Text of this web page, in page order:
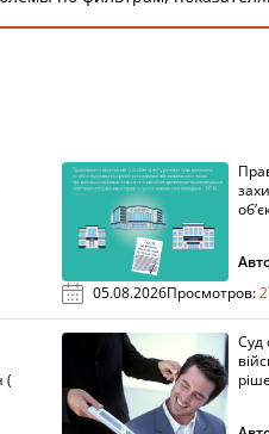
05.08.2026Просмотров:
(
Суд